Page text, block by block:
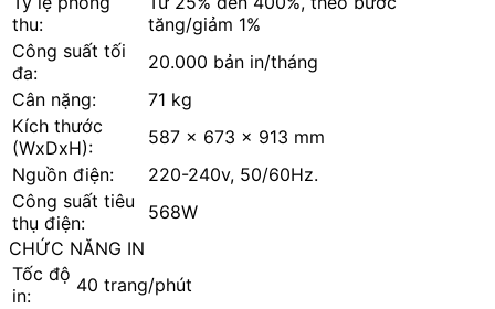
thu:
tăng/giảm 1%
Công suất tối
đa:
20.000 bản in/tháng
Cân nặng:
71 kg
Kích thước
(WxDxH):
587 x 673 x 913 mm
Nguồn điện:
220-240v, 50/60Hz.
Công suất tiêu
thụ điện:
568W
CHỨC NĂNG IN
Tốc độ
in:
40 trang/phút